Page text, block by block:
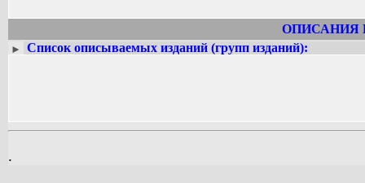
ОПИСАНИЯ
► Список описываемых изданий (групп изданий):
.